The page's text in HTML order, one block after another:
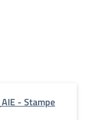
- Stampe